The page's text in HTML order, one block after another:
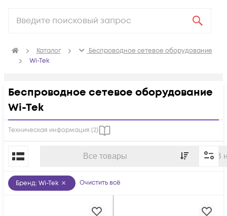
Каталог
Беспроводное сетевое оборудование
Wi-Tek
Беспроводное сетевое оборудование
Wi-Tek
Техническая информация (2)
Все товары В
По популярности
Бренд: Wi-Tek Очистить всё